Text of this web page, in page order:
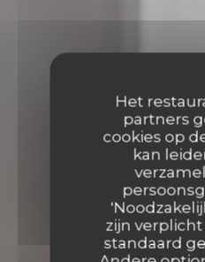
Het
partners
cookies op
kan
zijn
standaard